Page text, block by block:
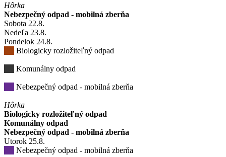
Hôrka
Nebezpečný odpad - mobilná zberňa
Sobota 22.8.
Nedeľa 23.8.
Pondelok 24.8.
Biologicky rozložiteľný odpad
Komunálny odpad
Nebezpečný odpad - mobilná zberňa
Hôrka
Biologicky rozložiteľný odpad
Komunálny odpad
Nebezpečný odpad - mobilná zberňa
Utorok 25.8.
Nebezpečný odpad - mobilná zberňa